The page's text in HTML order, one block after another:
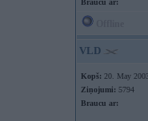
Braucu ar:
VLD
Kopš: 20. May
Ziņojumi: 5794
Braucu ar: